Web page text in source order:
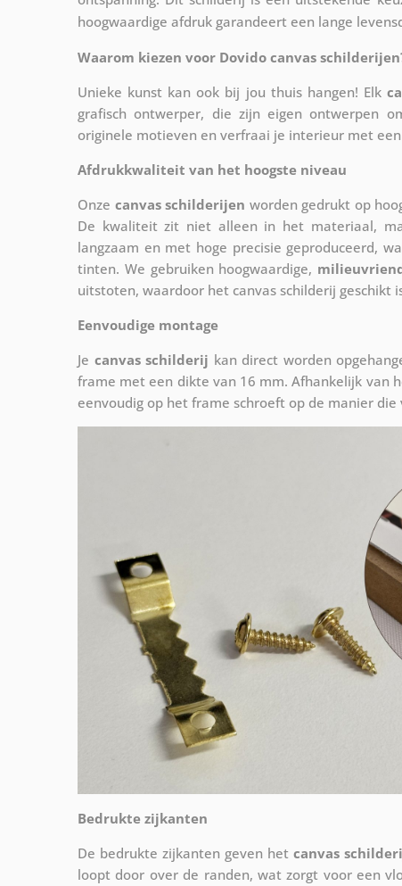
hoogwaardige afdruk garandeert een lange
Waarom kiezen voor Dovido canvas
Unieke kunst kan ook bij jou thuis hangen! Elk
grafisch ontwerper, die zijn eigen ontwerpen
originele motieven en verfraai je interieur met een
Afdrukkwaliteit van het hoogste niveau
Onze canvas schilderijen worden gedrukt op
De kwaliteit zit niet alleen in het materiaal,
langzaam en met hoge precisie geproduceerd,
tinten. We gebruiken hoogwaardige,
uitstoten, waardoor het canvas schilderij geschikt
Eenvoudige montage
Je canvas schilderij kan direct worden
frame met een dikte van 16 mm. Afhankelijk van
eenvoudig op het frame schroeft op de manier
Bedrukte zijkanten
De bedrukte zijkanten geven hetcanvas
loopt door over de randen, wat zorgt voor een